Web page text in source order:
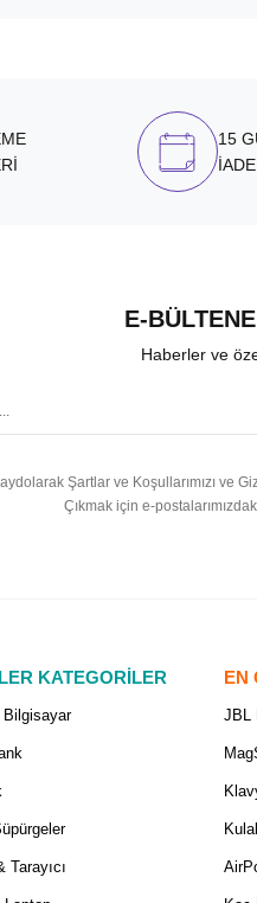
15
E-
Haberler ve
Şartlar ve Koşullarımızı ve
Çıkmak için e-
KATEGORİLER
Bilgisayar
Tarayıcı
EN
JBL